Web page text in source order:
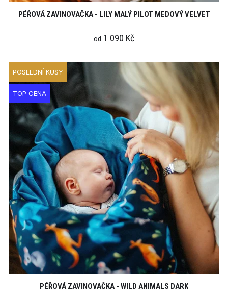
PÉŘOVÁ ZAVINOVAČKA - LILY MALÝ PILOT MEDOVÝ VELVET
od 1 090 Kč
POSLEDNÍ KUSY
TOP CENA
PÉŘOVÁ ZAVINOVAČKA - WILD ANIMALS DARK